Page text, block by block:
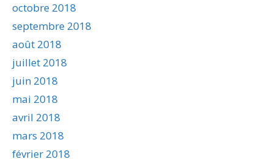
octobre 2018
septembre 2018
août 2018
juillet 2018
juin 2018
mai 2018
avril 2018
mars 2018
février 2018